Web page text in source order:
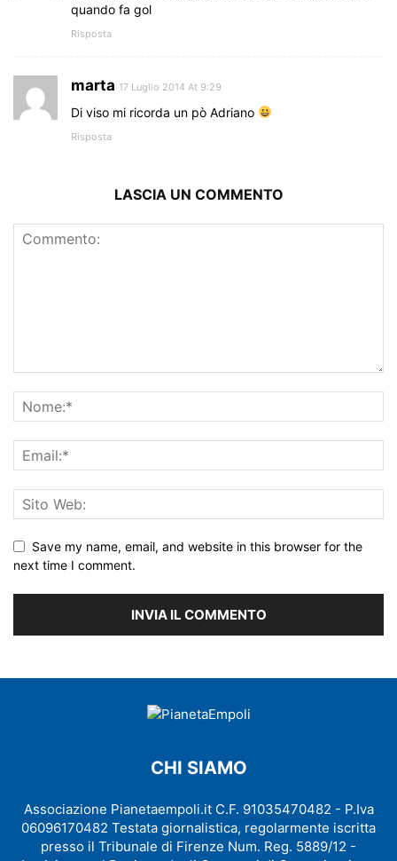
quando fa gol
Risposta
marta 17 Luglio 2014 At 9:29
Di viso mi ricorda un pò Adriano
Risposta
LASCIA UN COMMENTO
Save my name, email, and website in this browser for the
next time I comment.
CHI SIAMO
Associazione Pianetaempoli.it C.F. 91035470482 - P.Iva
06096170482 Testata giornalistica, regolarmente iscritta
presso il Tribunale di Firenze Num. Reg. 5889/12 -